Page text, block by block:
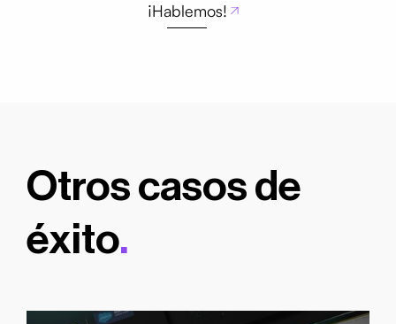
¡Hablemos!
Otros casos de
éxito.